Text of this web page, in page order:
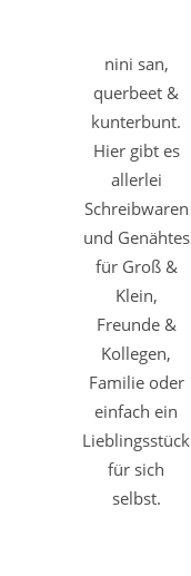
nini san,
querbeet &
kunterbunt.
Hier gibt es
allerlei
Schreibwaren
und Genähtes
für Groß &
Klein,
Freunde &
Kollegen,
Familie oder
einfach ein
Lieblingsstück
für sich
selbst.